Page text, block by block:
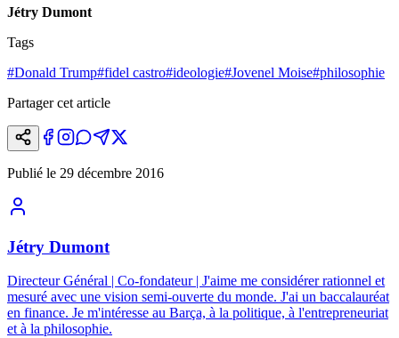
Jétry Dumont
Tags
#Donald Trump#fidel castro#ideologie#Jovenel Moise#philosophie
Partager cet article
Publié le 29 décembre 2016
Jétry Dumont
Directeur Général | Co-fondateur | J'aime me considérer rationnel et
mesuré avec une vision semi-ouverte du monde. J'ai un baccalauréat
en finance. Je m'intéresse au Barça, à la politique, à l'entrepreneuriat
et à la philosophie.